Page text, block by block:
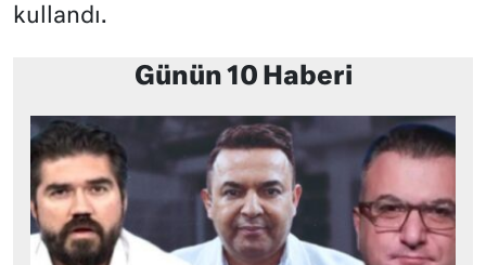
kullandı.
Günün 10 Haberi